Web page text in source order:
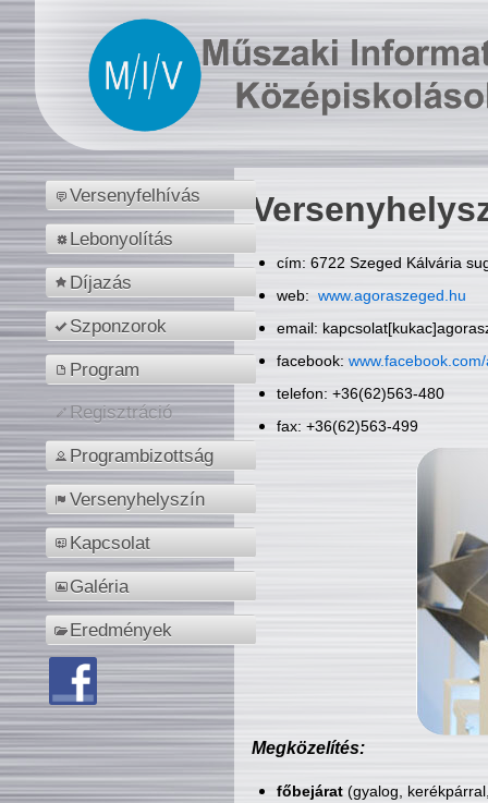
Versenyfelhívás
Lebonyolítás
Díjazás
Szponzorok
Program
Regisztráció
Programbizottság
Versenyhelyszín
Kapcsolat
Galéria
Eredmények
cím: 6722 Szeged Kálvária
web: www.agoraszeged.hu
email:
facebook:
telefon: +36(62)563-480
fax: +36(62)563-499
Megközelítés:
főbejárat(gyalog,